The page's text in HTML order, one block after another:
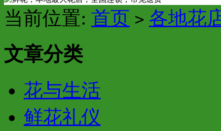
当前位置: 首页 > 各地花
文章分类
花与生活
鲜花礼仪